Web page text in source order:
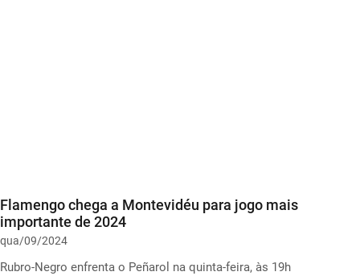
Flamengo chega a Montevidéu para jogo mais
importante de 2024
qua/09/2024
Rubro-Negro enfrenta o Peñarol na quinta-feira, às 19h